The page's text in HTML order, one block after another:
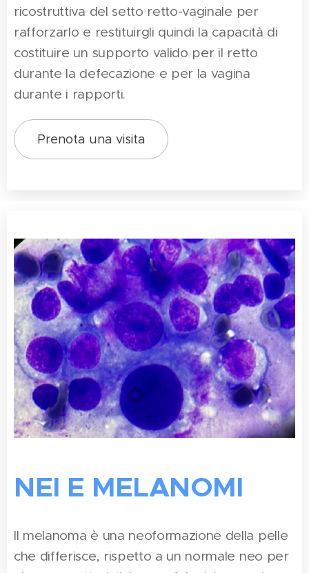
ricostruttiva del setto retto-vaginale per
rafforzarlo e restituirgli quindi la capacità di
costituire un supporto valido per il retto
durante la defecazione e per la vagina
durante i rapporti.
Prenota una visita
NEI E MELANOMI
Il melanoma è una neoformazione della pelle
che differisce, rispetto a un normale neo per